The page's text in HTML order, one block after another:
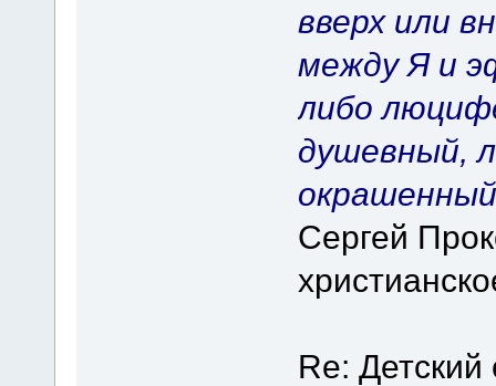
вверх или
между Я и
либо
душевный,
Сергей
Re: Детский